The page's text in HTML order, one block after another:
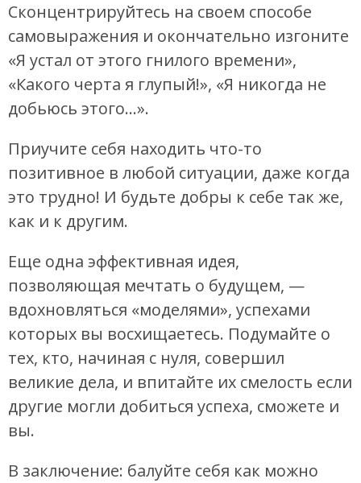
Сконцентрируйтесь на своем способе
самовыражения и окончательно изгоните
«Я устал от этого гнилого времени»,
«Какого черта я глупый!», «Я никогда не
добьюсь этого…».
Приучите себя находить что-то
позитивное в любой ситуации, даже когда
это трудно! И будьте добры к себе так же,
как и к другим.
Еще одна эффективная идея,
позволяющая мечтать о будущем, —
вдохновляться «моделями», успехами
которых вы восхищаетесь. Подумайте о
тех, кто, начиная с нуля, совершил
великие дела, и впитайте их смелость если
другие могли добиться успеха, сможете и
вы.
В заключение: балуйте себя как можно